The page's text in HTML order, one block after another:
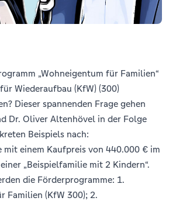
„Wohneigentum für Familien“
Wiederaufbau (KfW) (300)
Dieser spannenden Frage gehen
Dr. Oliver Altenhövel in der Folge
Beispiels nach:
mit einem Kaufpreis von 440.000 € im
„Beispielfamilie mit 2 Kindern“.
die Förderprogramme: 1.
Familien (KfW 300); 2.